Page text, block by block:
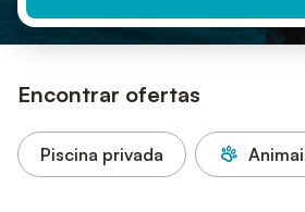
Encontrar ofertas
Piscina privada